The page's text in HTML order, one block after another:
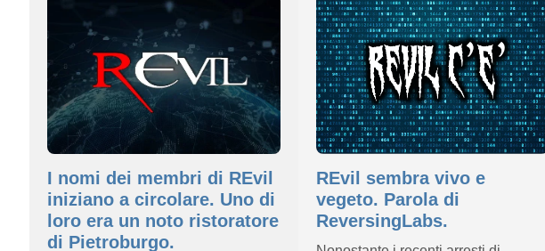
I nomi dei membri di REvil
iniziano a circolare. Uno di
loro era un noto ristoratore
di Pietroburgo.
REvil sembra vivo e
vegeto. Parola di
ReversingLabs.